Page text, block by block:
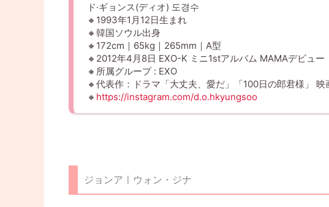
ド·ギョンス(ディオ) 도경수
🔸1993年1月12日生まれ
🔸韓国ソウル出身
🔸172cm｜65kg｜265mm｜A型
🔸2012年4月8日 EXO-K ミニ1stアルバム MAMAデビュー
🔸所属グループ : EXO
🔸代表作：ドラマ「大丈夫、愛だ」「100日の郎君様」
🔸 https://instagram.com/d.o.hkyungsoo
ジョンアㅣウォン・ジナ